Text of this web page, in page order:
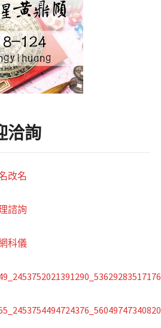
洽詢
改名
諮詢
科儀